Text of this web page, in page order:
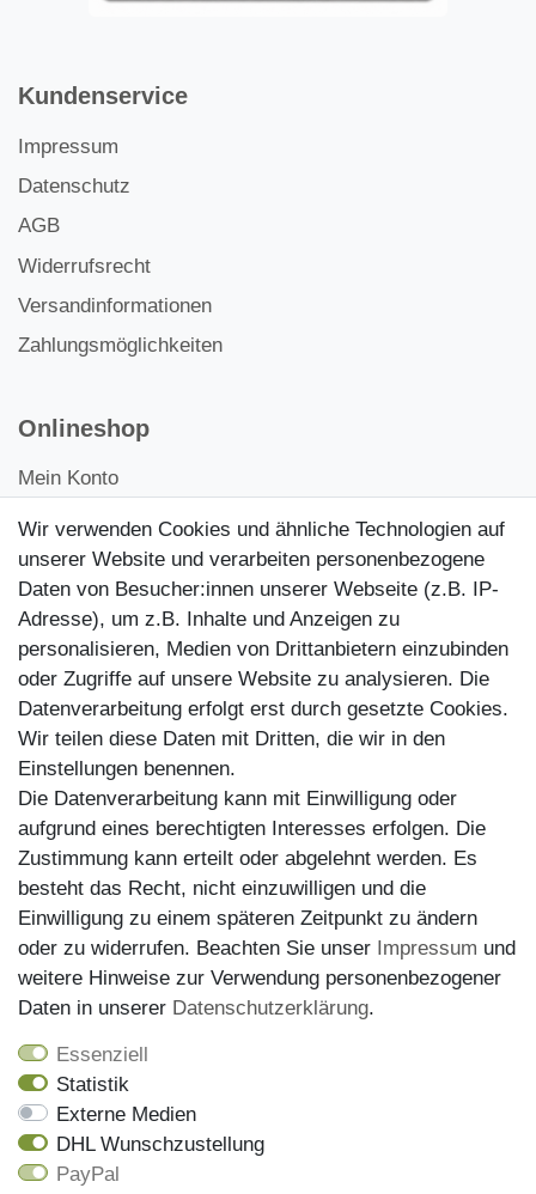
Kundenservice
Impressum
Datenschutz
AGB
Widerrufsrecht
Versandinformationen
Zahlungsmöglichkeiten
Onlineshop
Mein Konto
Kontakt
Kundenretouren
Reparaturservice
Zahlungsarten
Versand
Wir haben alle Artikel auf Lager und liefern mit unserem
Wir verwenden Cookies und ähnliche Technologien auf
unserer Website und verarbeiten personenbezogene
Daten von Besucher:innen unserer Webseite (z.B. IP-
Adresse), um z.B. Inhalte und Anzeigen zu
personalisieren, Medien von Drittanbietern einzubinden
oder Zugriffe auf unsere Website zu analysieren. Die
Datenverarbeitung erfolgt erst durch gesetzte Cookies.
Wir teilen diese Daten mit Dritten, die wir in den
Einstellungen benennen.
Die Datenverarbeitung kann mit Einwilligung oder
aufgrund eines berechtigten Interesses erfolgen. Die
Zustimmung kann erteilt oder abgelehnt werden. Es
besteht das Recht, nicht einzuwilligen und die
Einwilligung zu einem späteren Zeitpunkt zu ändern
oder zu widerrufen. Beachten Sie unser Impressum und
weitere Hinweise zur Verwendung personenbezogener
Daten in unserer Daten­schutz­erklärung.
Essenziell
Statistik
Externe Medien
DHL Wunschzustellung
PayPal